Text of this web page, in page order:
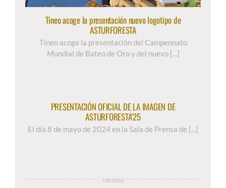
Tineo acoge la presentación nuevo logotipo de
ASTURFORESTA
Tineo acoge la presentación del Campeonato
Mundial de Bateo de Oro y del nuevo [...]
PRESENTACIÓN OFICIAL DE LA IMAGEN DE
ASTURFORESTA’25
El día 8 de mayo de 2024 en la Sala de Prensa de [...]
PUBLICIDAD